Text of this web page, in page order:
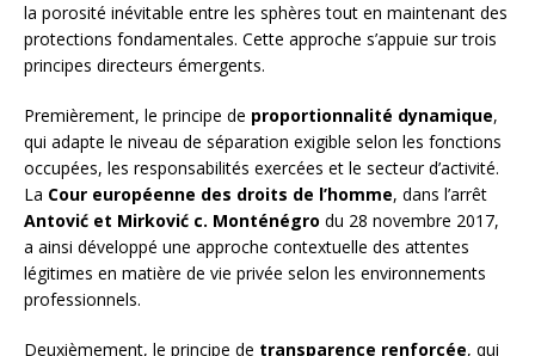
la porosité inévitable entre les sphères tout en maintenant des
protections fondamentales. Cette approche s’appuie sur trois
principes directeurs émergents.
Premièrement, le principe de proportionnalité dynamique,
qui adapte le niveau de séparation exigible selon les fonctions
occupées, les responsabilités exercées et le secteur d’activité.
La Cour européenne des droits de l’homme, dans l’arrêt
Antović et Mirković c. Monténégro du 28 novembre 2017,
a ainsi développé une approche contextuelle des attentes
légitimes en matière de vie privée selon les environnements
professionnels.
Deuxièmement, le principe de transparence renforcée, qui